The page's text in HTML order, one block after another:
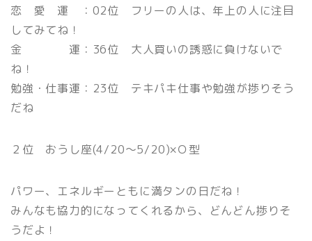
恋 愛 運 ：02位 フリーの人は、年上の人に注目
してみてね！
金 運：36位 大人買いの誘惑に負けないで
ね！
勉強・仕事運：23位 テキパキ仕事や勉強が捗りそう
だね
２位 おうし座(4/20〜5/20)×Ｏ型
パワー、エネルギーともに満タンの日だね！
みんなも協力的になってくれるから、どんどん捗りそ
うだよ！